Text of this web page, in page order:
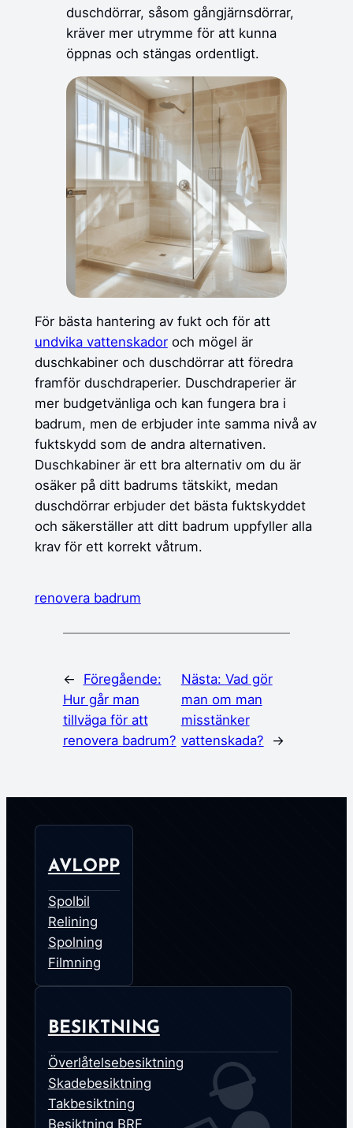
duschdörrar, såsom gångjärnsdörrar,
kräver mer utrymme för att kunna
öppnas och stängas ordentligt.
För bästa hantering av fukt och för att
undvika vattenskadoroch mögel är
duschkabiner och duschdörrar att föredra
framför duschdraperier. Duschdraperier är
mer budgetvänliga och kan fungera bra i
badrum, men de erbjuder inte samma nivå av
fuktskydd som de andra alternativen.
Duschkabiner är ett bra alternativ om du är
osäker på ditt badrums tätskikt, medan
duschdörrar erbjuder det bästa fuktskyddet
och säkerställer att ditt badrum uppfyller alla
krav för ett korrekt våtrum.
renovera badrum
←
Föregående:
Hur går man
tillväga för att
renovera badrum?
Nästa: Vad gör
man om man
misstänker
vattenskada?
→
AVLOPP
Spolbil
Relining
Spolning
Filmning
BESIKTNING
Överlåtelsebesiktning
Skadebesiktning
Takbesiktning
Besiktning BRF